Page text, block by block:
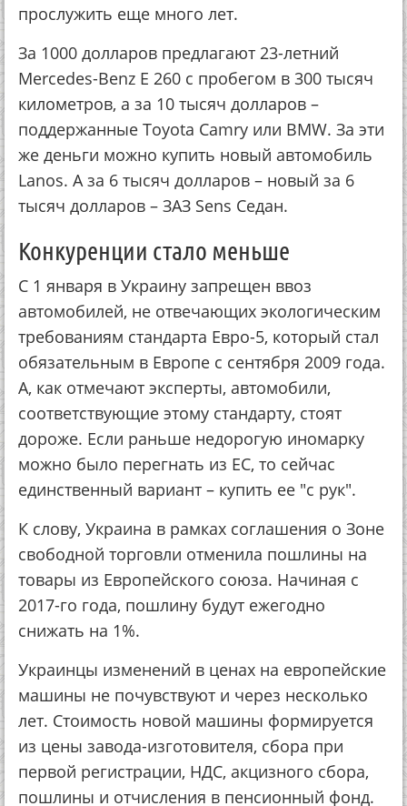
прослужить еще много лет.
За 1000 долларов предлагают 23-летний
Mercedes-Benz E 260 с пробегом в 300 тысяч
километров, а за 10 тысяч долларов –
поддержанные Toyota Сamry или BMW. За эти
же деньги можно купить новый автомобиль
Lanos. А за 6 тысяч долларов – новый за 6
тысяч долларов – ЗАЗ Sens Седан.
Конкуренции стало меньше
С 1 января в Украину запрещен ввоз
автомобилей, не отвечающих экологическим
требованиям стандарта Евро-5, который стал
обязательным в Европе с сентября 2009 года.
А, как отмечают эксперты, автомобили,
соответствующие этому стандарту, стоят
дороже. Если раньше недорогую иномарку
можно было перегнать из ЕС, то сейчас
единственный вариант – купить ее "с рук".
К слову, Украина в рамках соглашения о Зоне
свободной торговли отменила пошлины на
товары из Европейского союза. Начиная с
2017-го года, пошлину будут ежегодно
снижать на 1%.
Украинцы изменений в ценах на европейские
машины не почувствуют и через несколько
лет. Стоимость новой машины формируется
из цены завода-изготовителя, сбора при
первой регистрации, НДС, акцизного сбора,
пошлины и отчисления в пенсионный фонд.